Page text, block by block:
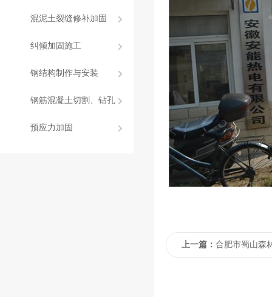
混泥土裂缝修补加固
纠倾加固施工
钢结构制作与安装
钢筋混凝土切割、钻孔
预应力加固
上一篇： 合肥市蜀山森